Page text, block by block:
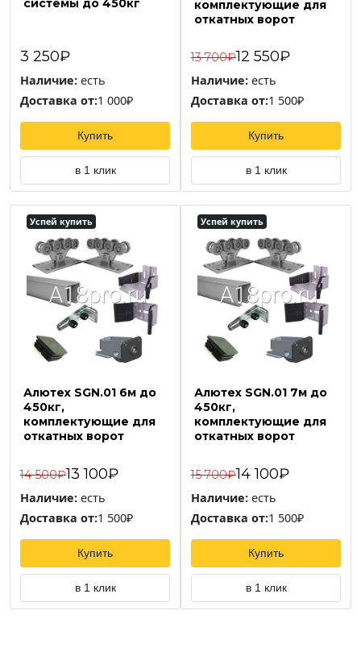
системы до 450кг
3 250₽
Наличие: есть
Доставка от:1 000₽
Купить
в 1 клик
комплектующие для
откатных ворот
13 700₽12 550₽
Наличие: есть
Доставка от:1 500₽
Купить
в 1 клик
Успей купить
Алютех SGN.01 6м до
450кг,
комплектующие для
откатных ворот
14 500₽13 100₽
Наличие: есть
Доставка от:1 500₽
Купить
в 1 клик
Успей купить
Алютех SGN.01 7м до
450кг,
комплектующие для
откатных ворот
15 700₽14 100₽
Наличие: есть
Доставка от:1 500₽
Купить
в 1 клик